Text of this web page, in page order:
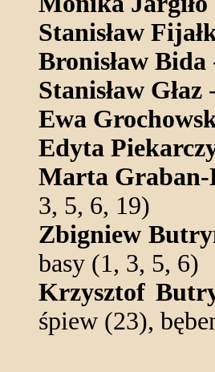
Stanisław
Bronisław Bida
Stanisław Głaz
Ewa
Edyta
Marta
3, 5, 6, 19)
Zbigniew
basy (1, 3, 5, 6)
Krzysztof
śpiew (23),